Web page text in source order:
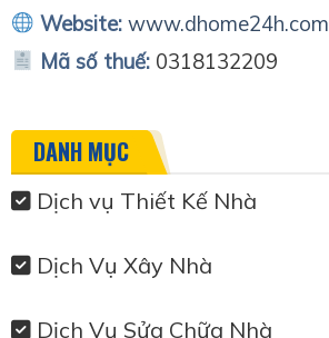
Website: www.dhome24h.com
Mã số thuế: 0318132209
DANH MỤC
Dịch vụ Thiết Kế Nhà
Dịch Vụ Xây Nhà
Dịch Vụ Sửa Chữa Nhà